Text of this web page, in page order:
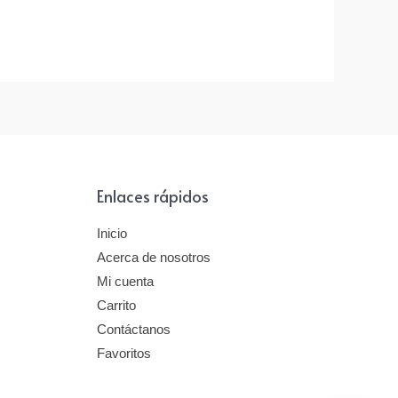
Enlaces rápidos
Inicio
Acerca de nosotros
Mi cuenta
Carrito
Contáctanos
Favoritos